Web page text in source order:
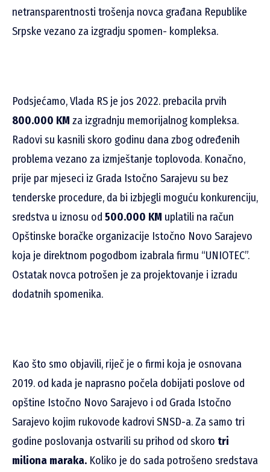
netransparentnosti trošenja novca građana Republike
Srpske vezano za izgradju spomen- kompleksa.
Podsjećamo, Vlada RS je jos 2022. prebacila prvih
800.000 KM za izgradnju memorijalnog kompleksa.
Radovi su kasnili skoro godinu dana zbog određenih
problema vezano za izmještanje toplovoda. Konačno,
prije par mjeseci iz Grada Istočno Sarajevu su bez
tenderske procedure, da bi izbjegli moguću konkurenciju,
sredstva u iznosu od 500.000 KM uplatili na račun
Opštinske boračke organizacije Istočno Novo Sarajevo
koja je direktnom pogodbom izabrala firmu “UNIOTEC”.
Ostatak novca potrošen je za projektovanje i izradu
dodatnih spomenika.
Kao što smo objavili, riječ je o firmi koja je osnovana
2019. od kada je naprasno počela dobijati poslove od
opštine Istočno Novo Sarajevo i od Grada Istočno
Sarajevo kojim rukovode kadrovi SNSD-a. Za samo tri
godine poslovanja ostvarili su prihod od skoro tri
miliona maraka. Koliko je do sada potrošeno sredstava